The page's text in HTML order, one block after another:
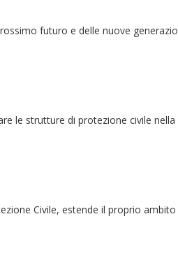
futuro e delle nuove
le strutture di protezione civile
Civile, estende il proprio